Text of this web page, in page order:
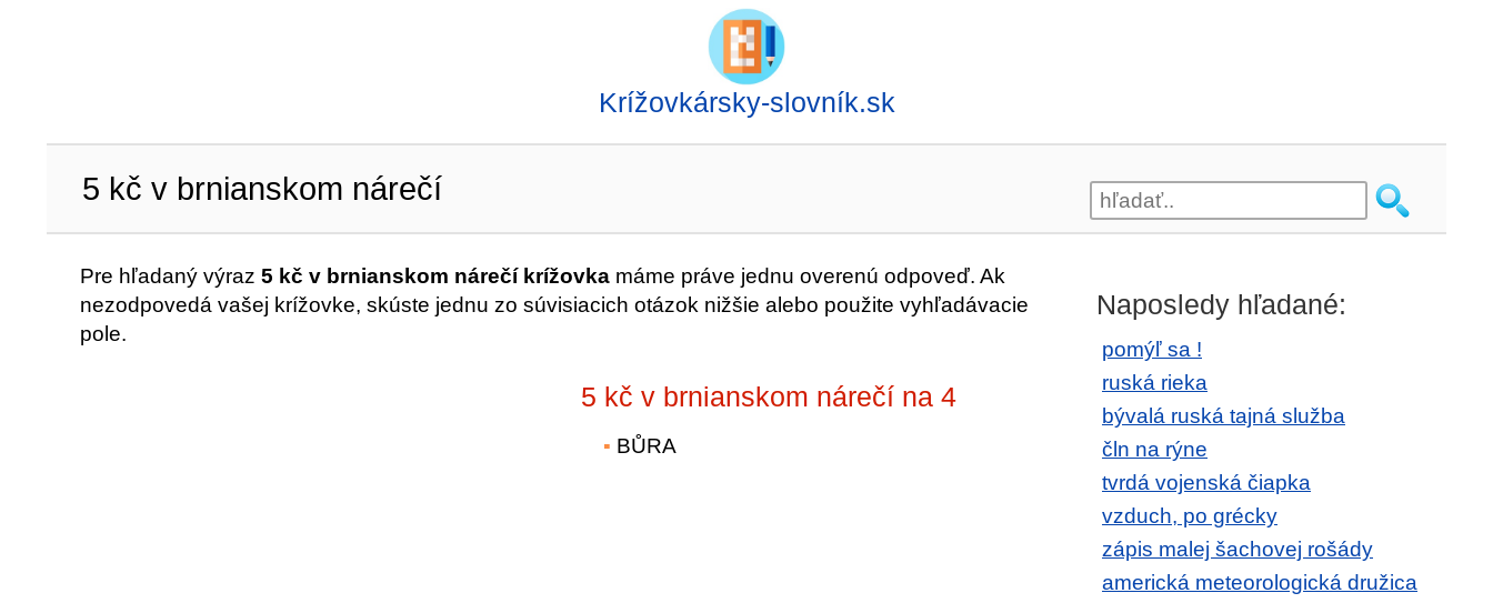
Krížovkársky-slovník.sk
5 kč v brnianskom nárečí
Pre hľadaný výraz 5 kč v brnianskom nárečí krížovka máme práve jednu overenú odpoveď. Ak
nezodpovedá vašej krížovke, skúste jednu zo súvisiacich otázok nižšie alebo použite vyhľadávacie
pole.
5 kč v brnianskom nárečí na 4
BŮRA
Naposledy hľadané:
pomýľ sa !
ruská rieka
bývalá ruská tajná služba
čln na rýne
tvrdá vojenská čiapka
vzduch, po grécky
zápis malej šachovej rošády
americká meteorologická družica